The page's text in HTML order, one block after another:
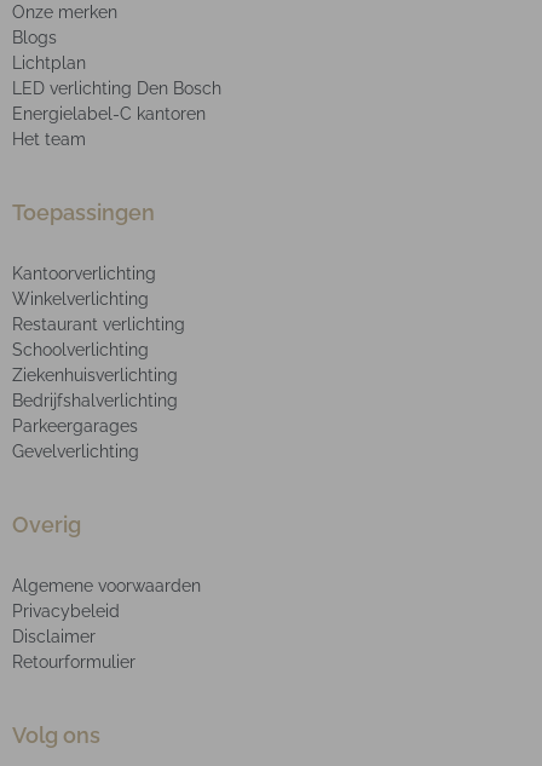
Onze merken
Blogs
Lichtplan
LED verlichting Den Bosch
Energielabel-C kantoren
Het team
Toepassingen
Kantoorverlichting
Winkelverlichting
Restaurant verlichting
Schoolverlichting
Ziekenhuisverlichting
Bedrijfshalverlichting
Parkeergarages
Gevelverlichting
Overig
Algemene voorwaarden
Privacybeleid
Disclaimer
Retourformulier
Volg ons